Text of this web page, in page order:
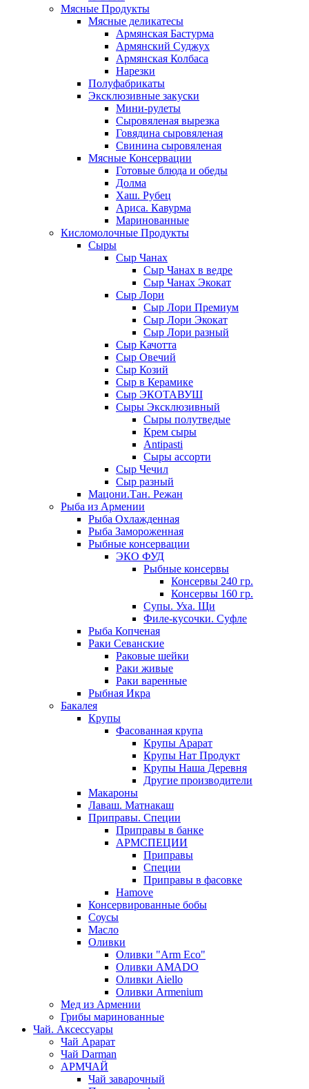
Мясные Продукты
Мясные деликатесы
Армянская Бастурма
Армянский Суджух
Армянская Колбаса
Нарезки
Полуфабрикаты
Эксклюзивные закуски
Мини-рулеты
Сыровяленая вырезка
Говядина сыровяленая
Свинина сыровяленая
Мясные Консервации
Готовые блюда и обеды
Долма
Хаш. Рубец
Ариса. Кавурма
Маринованные
Кисломолочные Продукты
Сыры
Сыр Чанах
Сыр Чанах в ведре
Сыр Чанах Экокат
Сыр Лори
Сыр Лори Премиум
Сыр Лори Экокат
Сыр Лори разный
Сыр Качотта
Сыр Овечий
Сыр Козий
Сыр в Керамике
Сыр ЭКОТАВУШ
Сыры Эксклюзивный
Сыры полутведые
Крем сыры
Antipasti
Сыры ассорти
Сыр Чечил
Сыр разный
Мацони.Тан. Режан
Рыба из Армении
Рыба Охлажденная
Рыба Замороженная
Рыбные консервации
ЭКО ФУД
Рыбные консервы
Консервы 240 гр.
Консервы 160 гр.
Супы. Уха. Щи
Филе-кусочки. Суфле
Рыба Копченая
Раки Севанские
Раковые шейки
Раки живые
Раки варенные
Рыбная Икра
Бакалея
Крупы
Фасованная крупа
Крупы Арарат
Крупы Нат Продукт
Крупы Наша Деревня
Другие производители
Макароны
Лаваш. Матнакаш
Приправы. Специи
Приправы в банке
АРМСПЕЦИИ
Приправы
Специи
Приправы в фасовке
Hamove
Консервированные бобы
Соусы
Масло
Оливки
Оливки "Arm Eco"
Оливки AMADO
Оливки Aiello
Оливки Armenium
Мед из Армении
Грибы маринованные
Чай. Аксессуары
Чай Арарат
Чай Darman
АРМЧАЙ
Чай заварочный